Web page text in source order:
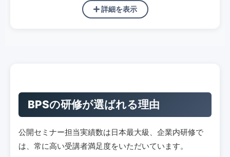
詳細を表示
BPSの研修が選ばれる理由
公開セミナー担当実績数は日本最大級、企業内研修で
は、常に高い受講者満足度をいただいています。